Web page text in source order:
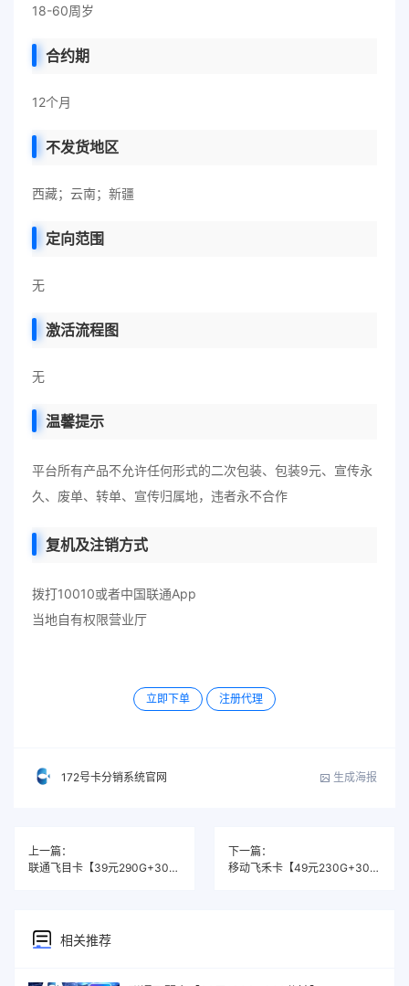
18-60周岁
合约期
12个月
不发货地区
西藏；云南；新疆
定向范围
无
激活流程图
无
温馨提示
平台所有产品不允许任何形式的二次包装、包装9元、宣传永
久、废单、转单、宣传归属地，违者永不合作
复机及注销方式
拨打10010或者中国联通App
当地自有权限营业厅
立即下单 注册代理
172号卡分销系统官网 生成海报
上一篇：
联通飞目卡【39元290G+300分钟】
下一篇：
移动飞禾卡【49元230G+300分钟+3个会员】
相关推荐